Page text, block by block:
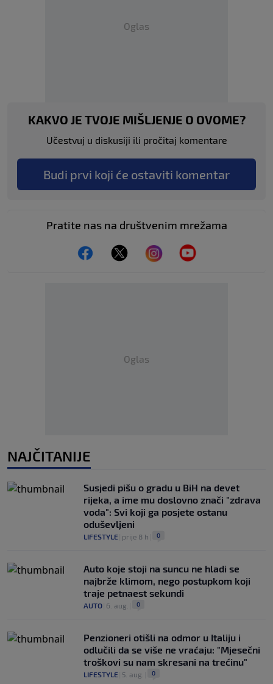
Oglas
KAKVO JE TVOJE MIŠLJENJE O OVOME?
Učestvuj u diskusiji ili pročitaj komentare
Budi prvi koji će ostaviti komentar
Pratite nas na društvenim mrežama
Oglas
NAJČITANIJE
Susjedi pišu o gradu u BiH na devet
rijeka, a ime mu doslovno znači "zdrava
voda": Svi koji ga posjete ostanu
oduševljeni
LIFESTYLE prije 8 h 0
Auto koje stoji na suncu ne hladi se
najbrže klimom, nego postupkom koji
traje petnaest sekundi
AUTO 6. aug. 0
Penzioneri otišli na odmor u Italiju i
odlučili da se više ne vraćaju: "Mjesečni
troškovi su nam skresani na trećinu"
LIFESTYLE 5. aug. 0